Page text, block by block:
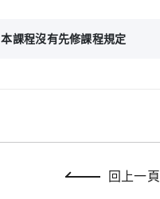
本課程沒有先修課程規定
回上一頁